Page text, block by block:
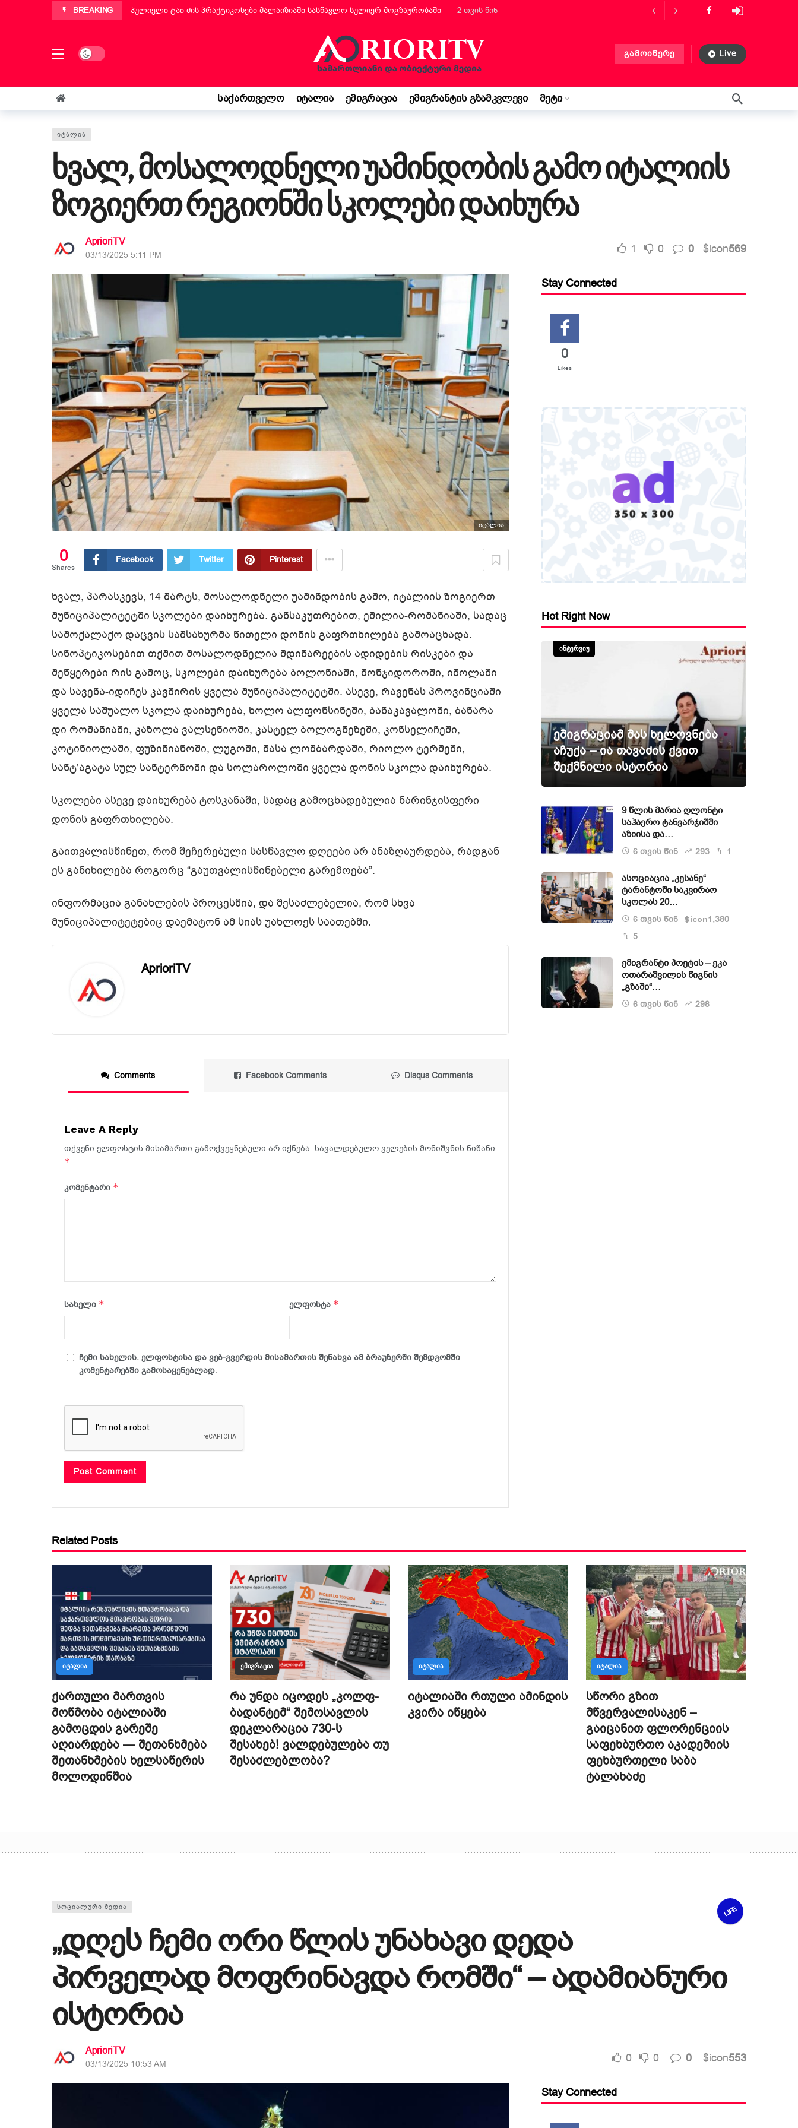
BREAKING პუტინიანოს მერმა ქართველ ემიგრანტს იტალიის მოქალაქეობა პირადად მიულოცა
3 თვის წინ
ქართველმა ემიგრანტმა მოსწავლემ იტალიაში პოეზიის კონკურსი მოიგო
3 თვის წინ
რა უნდა იცოდეს „კოლფ-ბადანტემ“ შემოსავლის დეკლარაცია 730-ს შესახებ! ვალდებულება თუ შესაძლებლობა?
3 თვის წინ
იტალიის პარლამენტმა „უსაფრთხოების დეკრეტი“ დაამტკიცა – რას ნიშნავს ეს ემიგრანტებისთვის
3 თვის წინ
„საფრანგეთმა სიცოცხლე მაჩუქა, საქართველო კი ჩემი ფესვებია“ — 15 წლის ბარბარე მანჯგალაძის წერილი ლილიდან
Dark mode გამოიწერე Live
საქართველო იტალია ემიგრაცია ემიგრანტის გზამკვლევი მეტი
ᲘᲢᲐᲚᲘᲐ
ხვალ, მოსალოდნელი უამინდობის გამო იტალიის
ზოგიერთ რეგიონში სკოლები დაიხურა
AprioriTV
03/13/2025 5:11 PM 1 0 0 $icon569
იტალია
0
Shares
Facebook Twitter Pinterest
ხვალ, პარასკევს, 14 მარტს, მოსალოდნელი უამინდობის გამო, იტალიის ზოგიერთ
მუნიციპალიტეტში სკოლები დაიხურება. განსაკუთრებით, ემილია-რომანიაში, სადაც
სამოქალაქო დაცვის სამსახურმა წითელი დონის გაფრთხილება გამოაცხადა.
სინოპტიკოსებით თქმით მოსალოდნელია მდინარეების ადიდების რისკები და
მეწყერები რის გამოც, სკოლები დაიხურება ბოლონიაში, მონჯიდოროში, იმოლაში
და სავენა-იდიჩეს კავშირის ყველა მუნიციპალიტეტში. ასევე, რავენას პროვინციაში
ყველა საშუალო სკოლა დაიხურება, ხოლო ალფონსინეში, ბანაკავალოში, ბანარა
დი რომანიაში, კაზოლა ვალსენიოში, კასტელ ბოლოგნეზეში, კონსელიჩეში,
კოტინიოლაში, ფუზინიანოში, ლუგოში, მასა ლომბარდაში, რიოლო ტერმეში,
სანტ’აგატა სულ სანტერნოში და სოლაროლოში ყველა დონის სკოლა დაიხურება.
სკოლები ასევე დაიხურება ტოსკანაში, სადაც გამოცხადებულია ნარინჯისფერი
დონის გაფრთხილება.
გაითვალისწინეთ, რომ შეჩერებული სასწავლო დღეები არ ანაზღაურდება, რადგან
ეს განიხილება როგორც “გაუთვალისწინებელი გარემოება”.
ინფორმაცია განახლების პროცესშია, და შესაძლებელია, რომ სხვა
მუნიციპალიტეტებიც დაემატონ ამ სიას უახლოეს საათებში.
AprioriTV
Comments Facebook Comments Disqus Comments
Leave A Reply
თქვენი ელფოსტის მისამართი გამოქვეყნებული არ იქნება. სავალდებულო ველების მონიშვნის ნიშანი
*
კომენტარი *
სახელი * ელფოსტა *
ჩემი სახელის. ელფოსტისა და ვებ-გვერდის მისამართის შენახვა ამ ბრაუზერში შემდგომში
კომენტარებში გამოსაყენებლად.
Stay Connected
0
Likes
Hot Right Now
ᲘᲜᲢᲔᲠᲕᲘᲣ
ემიგრაციამ მას ხელოვნება
აჩუქა – ია თავაძის ქვით
შექმნილი ისტორია
9 წლის მარია ღლონტი
საჰაერო ტანვარჯიშში
აზიისა და…
6 თვის წინ 293 1
ასოციაცია „კესანე“
ტარანტოში საკვირაო
სკოლას 20…
6 თვის წინ $icon1,380
5
ემიგრანტი პოეტის – ეკა
ოთარაშვილის წიგნის
„გზაში“…
6 თვის წინ 298
Related Posts
ᲘᲢᲐᲚᲘᲐ
ქართული მართვის
მოწმობა იტალიაში
გამოცდის გარეშე
აღიარდება — შეთანხმება
შეთანხმების ხელსაწერის
მოლოდინშია
ᲔᲛᲘᲒᲠᲐᲪᲘᲐ
რა უნდა იცოდეს „კოლფ-
ბადანტემ“ შემოსავლის
დეკლარაცია 730-ს
შესახებ! ვალდებულება თუ
შესაძლებლობა?
ᲘᲢᲐᲚᲘᲐ
იტალიაში რთული ამინდის
კვირა იწყება
ᲘᲢᲐᲚᲘᲐ
სწორი გზით
მწვერვალისაკენ –
გაიცანით ფლორენციის
საფეხბურთო აკადემიის
ფეხბურთელი საბა
ტალახაძე
LIFE
ᲡᲝᲪᲘᲐᲚᲣᲠᲘ ᲛᲔᲓᲘᲐ
„დღეს ჩემი ორი წლის უნახავი დედა
პირველად მოფრინავდა რომში“ – ადამიანური
ისტორია
AprioriTV
03/13/2025 10:53 AM 0 0 0 $icon553
Stay Connected